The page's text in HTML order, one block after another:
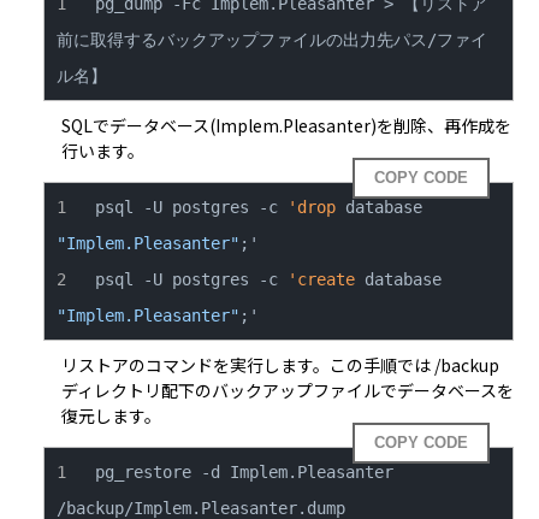
前に取得するバックアップファイルの出力先パス/ファイ
ル名】
SQLでデータベース(Implem.Pleasanter)を削除、再作成を
行います。
COPY CODE
psql -U postgres -c 'drop
database
"Implem.Pleasanter"
psql -U postgres -c
'create
database
"Implem.Pleasanter" ;'
リストアのコマンドを実行します。この手順では /backup
ディレクトリ配下のバックアップファイルでデータベースを
復元します。
COPY CODE
pg_restore -d Implem.Pleasanter
/backup/Implem.Pleasanter.dump